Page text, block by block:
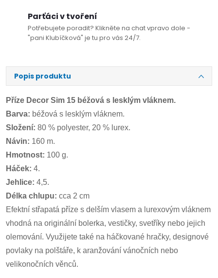
Parťáci v tvoření
Potřebujete poradit? Klikněte na chat vpravo dole -
"pani Klubíčková" je tu pro vás 24/7.
Popis produktu
Příze Decor Sim 15 béžová s lesklým vláknem.
Barva: béžová s lesklým vláknem.
Složení: 80 % polyester, 20 % lurex.
Návin: 160 m.
Hmotnost: 100 g.
Háček: 4.
Jehlice: 4,5.
Délka chlupu: cca 2 cm
Efektní střapatá příze s delším vlasem a lurexovým vláknem
vhodná na originální bolerka, vestičky, svetříky nebo jejich
olemování. Využijete také na háčkované hračky, designové
povlaky na polštáře, k aranžování vánočních nebo
velikonočních věnců.